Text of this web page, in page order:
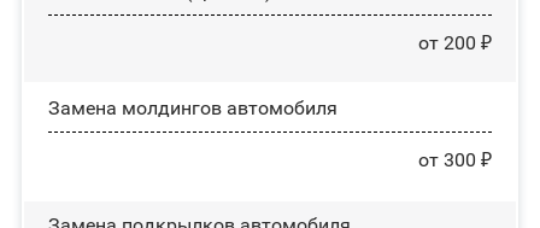
от 200 ₽
Замена молдингов автомобиля
от 300 ₽